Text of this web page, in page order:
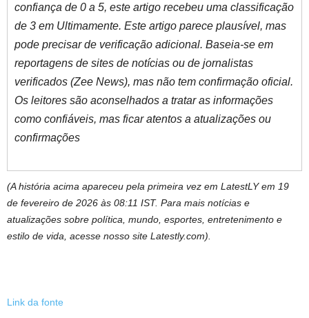
confiança de 0 a 5, este artigo recebeu uma classificação
de 3 em Ultimamente. Este artigo parece plausível, mas
pode precisar de verificação adicional. Baseia-se em
reportagens de sites de notícias ou de jornalistas
verificados (Zee News), mas não tem confirmação oficial.
Os leitores são aconselhados a tratar as informações
como confiáveis, mas ficar atentos a atualizações ou
confirmações
(A história acima apareceu pela primeira vez em LatestLY em 19
de fevereiro de 2026 às 08:11 IST. Para mais notícias e
atualizações sobre política, mundo, esportes, entretenimento e
estilo de vida, acesse nosso site Latestly.com).
Link da fonte